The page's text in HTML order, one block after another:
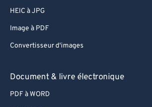
HEIC à JPG
Image à PDF
Convertisseur d'images
Document & livre électronique
PDF à WORD